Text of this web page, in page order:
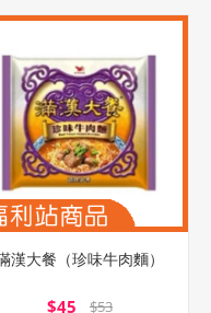
漢大餐（珍味牛肉麵）
$45 $53